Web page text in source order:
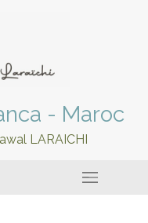
- Maroc
LARAICHI